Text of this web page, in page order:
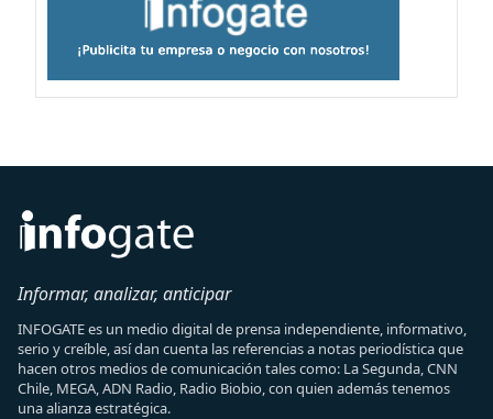
Informar, analizar, anticipar
INFOGATE es un medio digital de prensa independiente, informativo,
serio y creíble, así dan cuenta las referencias a notas periodística que
hacen otros medios de comunicación tales como: La Segunda, CNN
Chile, MEGA, ADN Radio, Radio Biobio, con quien además tenemos
una alianza estratégica.